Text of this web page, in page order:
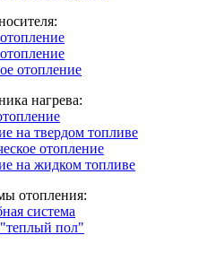
отопление
нагрева:
на твердом топливе
отопление
на жидком топливе
отопления:
система
пол"